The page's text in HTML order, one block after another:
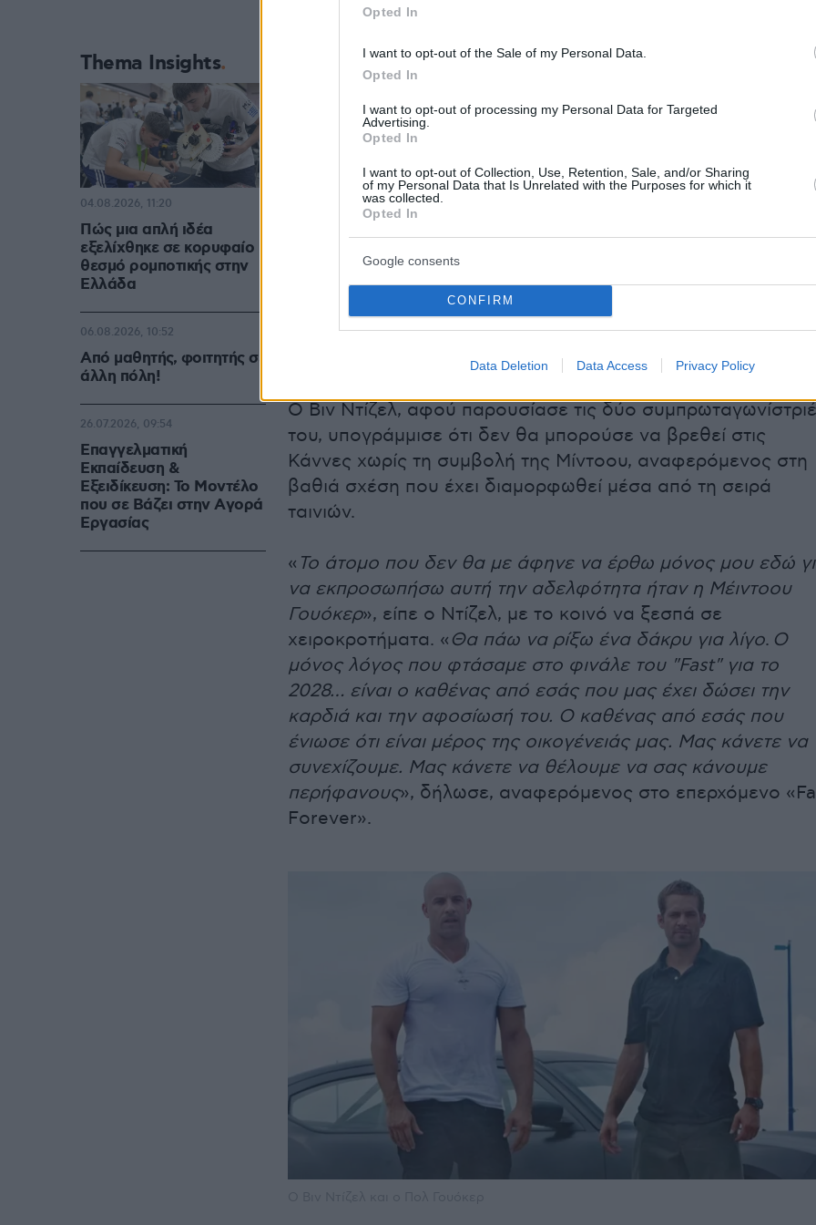
Opted In
I want to opt-out of the Sale of my Personal Data.
Opted In
I want to opt-out of processing my Personal Data for Targeted
Advertising.
Opted In
I want to opt-out of Collection, Use, Retention, Sale, and/or Sharing
of my Personal Data that Is Unrelated with the Purposes for which it
was collected.
Opted In
Google consents
CONFIRM
Data Deletion Data Access Privacy Policy
Ο Βιν Ντίζελ, αφού παρουσίασε τις δύο
του, υπογράμμισε ότι δεν θα μπορούσε να βρεθεί στις
Κάννες χωρίς τη συμβολή της Μίντοου, αναφερόμενος στη
βαθιά σχέση που έχει διαμορφωθεί μέσα από τη σειρά
ταινιών.
« Το άτομο που δεν θα με άφηνε να έρθω μόνος μου εδώ
να εκπροσωπήσω αυτή την αδελφότητα ήταν η Μέιντοου
Γουόκερ», είπε ο Ντίζελ, με το κοινό να ξεσπά σε
χειροκροτήματα. « Θα πάω να ρίξω ένα δάκρυ για λίγο. Ο
μόνος λόγος που φτάσαμε στο φινάλε του "Fast" για το
2028… είναι ο καθένας από εσάς που μας έχει δώσει την
καρδιά και την αφοσίωσή του. Ο καθένας από εσάς που
ένιωσε ότι είναι μέρος της οικογένειάς μας. Μας κάνετε να
συνεχίζουμε. Μας κάνετε να θέλουμε να σας κάνουμε
περήφανους», δήλωσε, αναφερόμενος στο επερχόμενο
Forever».
Thema Insights
Πώς μια απλή ιδέα
εξελίχθηκε σε κορυφαίο
θεσμό ρομποτικής στην
Ελλάδα
04.08.2026, 11:20
Από μαθητής, φοιτητής σε
άλλη πόλη!
06.08.2026, 10:52
Επαγγελματική
Εκπαίδευση &
Εξειδίκευση: Το Mοντέλο
που σε Bάζει στην Aγορά
Eργασίας
26.07.2026, 09:54